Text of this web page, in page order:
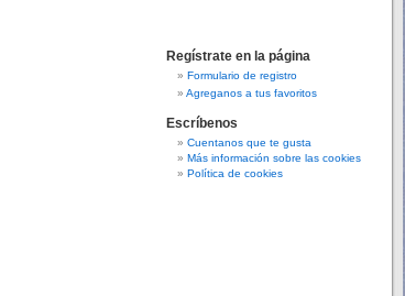
Regístrate en la página
Formulario de registro
Agreganos a tus favoritos
Escríbenos
Cuentanos que te gusta
Más información sobre las cookies
Política de cookies